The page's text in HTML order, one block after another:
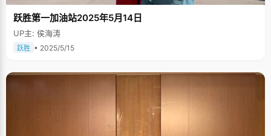
跃胜第一加油站2025年5月14日
UP主: 侯海涛
跃胜 • 2025/5/15